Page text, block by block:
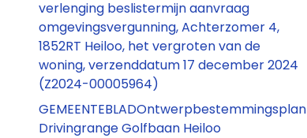
verlenging beslistermijn aanvraag
omgevingsvergunning, Achterzomer 4,
1852RT Heiloo, het vergroten van de
woning, verzenddatum 17 december 2024
(Z2024-00005964)
GEMEENTEBLADOntwerpbestemmingsplan
Drivingrange Golfbaan Heiloo